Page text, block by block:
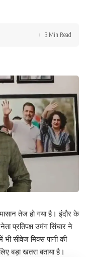
3 Min Read
तेज हो गया है। इंदौर के
प्रतिपक्ष उमंग सिंघार ने
भी सीवेज मिक्स पानी की
बड़ा खतरा बताया है।